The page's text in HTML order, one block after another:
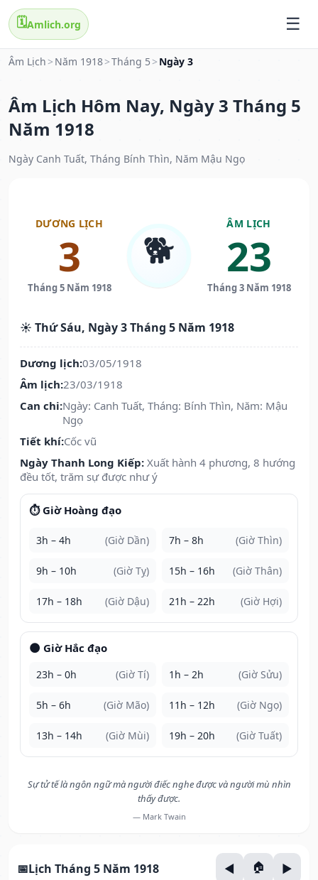
🗓️Amlich.org
Âm Lịch > Năm 1918>Tháng 5 > Ngày 3
Âm Lịch Hôm Nay, Ngày 3 Tháng 5
Năm 1918
Ngày Canh Tuất, Tháng Bính Thìn, Năm Mậu Ngọ
DƯƠNG LỊCH
3
Tháng 5 Năm 1918
🐕
ÂM LỊCH
23
Tháng 3 Năm 1918
☀️ Thứ Sáu, Ngày 3 Tháng 5 Năm 1918
Dương lịch:03/05/1918
Âm lịch:23/03/1918
Can chi:Ngày: Canh Tuất, Tháng: Bính Thìn, Năm: Mậu
Ngọ
Tiết khí:Cốc vũ
Ngày Thanh Long Kiếp: Xuất hành 4 phương, 8 hướng
đều tốt, trăm sự được như ý
⏱️ Giờ Hoàng đạo
3h – 4h (Giờ Dần) 7h – 8h (Giờ Thìn)
9h – 10h (Giờ Tỵ) 15h – 16h (Giờ Thân)
17h – 18h (Giờ Dậu) 21h – 22h (Giờ Hợi)
🌑 Giờ Hắc đạo
23h – 0h (Giờ Tí) 1h – 2h (Giờ Sửu)
5h – 6h (Giờ Mão) 11h – 12h (Giờ Ngọ)
13h – 14h (Giờ Mùi) 19h – 20h (Giờ Tuất)
Sự tử tế là ngôn ngữ mà người điếc nghe được và người mù nhìn
thấy được.
— Mark Twain
Lịch Tháng 5 Năm 1918